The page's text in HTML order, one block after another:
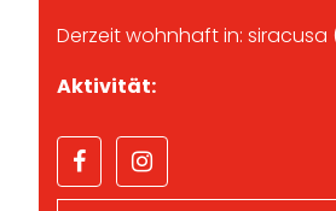
Derzeit wohnhaft in: siracusa
Aktivität: